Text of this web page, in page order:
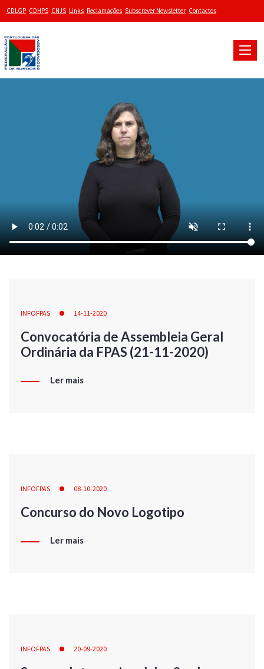
CDLGP CDHPS CNJS Links Reclamações Subscrever Newsletter Contactos
Toggle
INFOFPAS 14-11-2020
Convocatória de Assembleia Geral
Ordinária da FPAS (21-11-2020)
Ler mais
INFOFPAS 08-10-2020
Concurso do Novo Logotipo
Ler mais
INFOFPAS 20-09-2020